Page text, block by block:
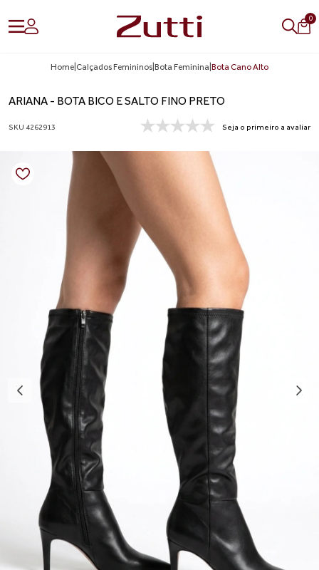
0
Home Calçados Femininos Bota Feminina Bota Cano Alto
ARIANA - BOTA BICO E SALTO FINO PRETO
SKU 4262913 Seja o primeiro a avaliar